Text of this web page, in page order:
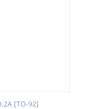
[TO-92]